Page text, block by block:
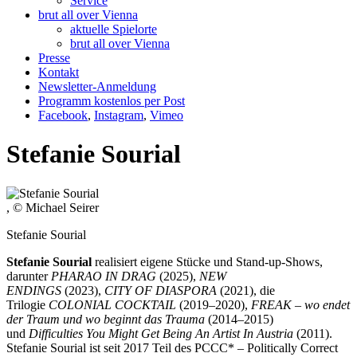
brut all over Vienna
aktuelle Spielorte
brut all over Vienna
Presse
Kontakt
Newsletter-Anmeldung
Programm kostenlos per Post
Facebook, Instagram, Vimeo
Stefanie Sourial
, © Michael Seirer
Stefanie Sourial
Stefanie Sourial realisiert eigene Stücke und Stand-up-Shows,
darunter PHARAO IN DRAG (2025), NEW
ENDINGS (2023), CITY OF DIASPORA (2021), die
Trilogie COLONIAL COCKTAIL (2019–2020), FREAK – wo endet
der Traum und wo beginnt das Trauma (2014–2015)
und Difficulties You Might Get Being An Artist In Austria (2011).
Stefanie Sourial ist seit 2017 Teil des PCCC* – Politically Correct